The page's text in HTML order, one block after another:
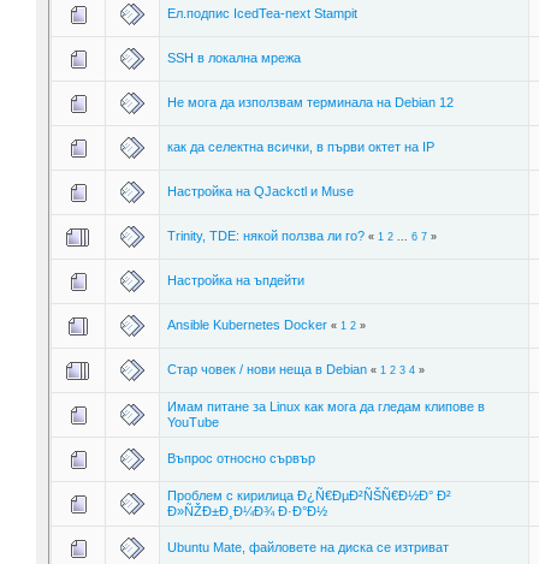
Ел.подпис IcedTea-next Stampit
SSH в локална мрежа
Не мога да използвам терминала на Debian 12
как да селектна всички, в първи октет на IP
Настройка на QJackctl и Muse
Trinity, TDE: някой ползва ли го? « 1 2... 6 7»
Настройка на ъпдейти
Ansible Kubernetes Docker « 1 2»
Стар човек / нови неща в Debian « 1 2 3 4»
Имам питане за Linux как мога да гледам клипове в
YouTube
Въпрос относно сървър
Проблем с кирилица Ð¿Ñ€ÐµÐ²ÑŠÑ€Ð½Ð° Ð²
Ð»ÑŽÐ±Ð¸Ð¼Ð¾ Ð·Ð°Ð½
Ubuntu Mate, файловете на диска се изтриват